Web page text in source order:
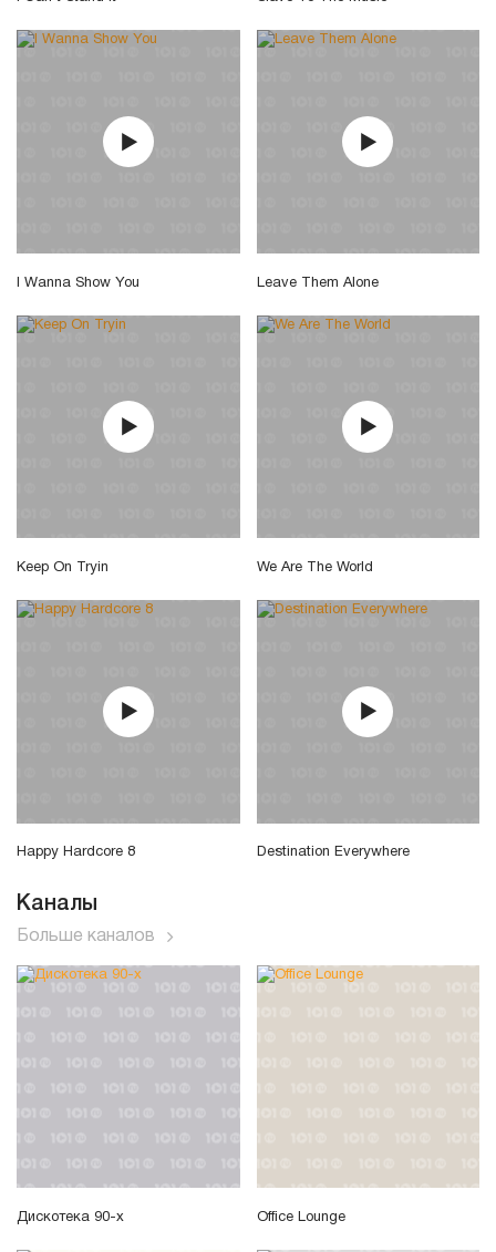
I Wanna Show You Leave Them Alone
Keep On Tryin We Are The World
Happy Hardcore 8 Destination Everywhere
Каналы
Больше каналов
Дискотека 90-х Office Lounge